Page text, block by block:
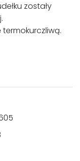
zostały